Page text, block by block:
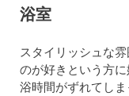
浴室
スタイリッシュな
のが好きという方
浴時間がずれてし